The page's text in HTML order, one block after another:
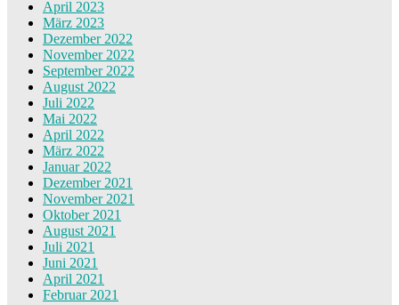
April 2023
März 2023
Dezember 2022
November 2022
September 2022
August 2022
Juli 2022
Mai 2022
April 2022
März 2022
Januar 2022
Dezember 2021
November 2021
Oktober 2021
August 2021
Juli 2021
Juni 2021
April 2021
Februar 2021